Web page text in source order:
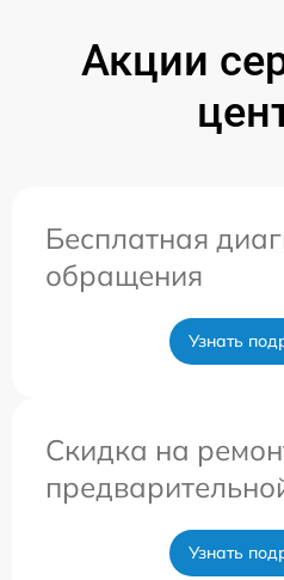
Акции
Бесплатная
обращения
Узнать
Скидка на
Узнать